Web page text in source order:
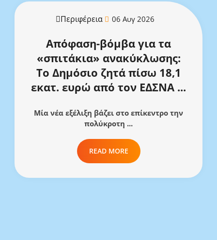
Περιφέρεια 06 Αυγ 2026
Απόφαση-βόμβα για τα
«σπιτάκια» ανακύκλωσης:
Το Δημόσιο ζητά πίσω 18,1
εκατ. ευρώ από τον ΕΔΣΝΑ ...
Μία νέα εξέλιξη βάζει στο επίκεντρο την
πολύκροτη ...
READ MORE